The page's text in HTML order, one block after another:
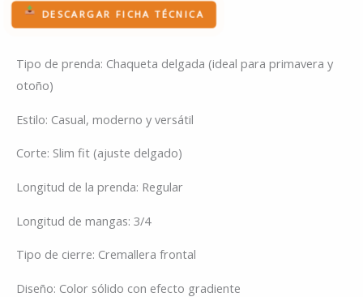
DESCARGAR FICHA TÉCNICA
Tipo de prenda: Chaqueta delgada (ideal para primavera y
otoño)
Estilo: Casual, moderno y versátil
Corte: Slim fit (ajuste delgado)
Longitud de la prenda: Regular
Longitud de mangas: 3/4
Tipo de cierre: Cremallera frontal
Diseño: Color sólido con efecto gradiente